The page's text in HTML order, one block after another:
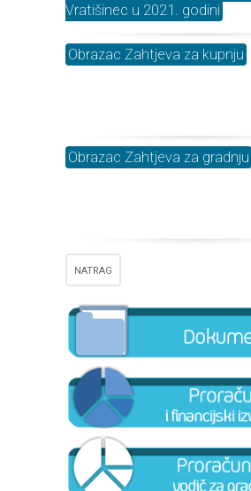
Vratišinec u 2021. godini
Obrazac Zahtjeva za kupnju
Obrazac Zahtjeva za gradnju
NATRAG